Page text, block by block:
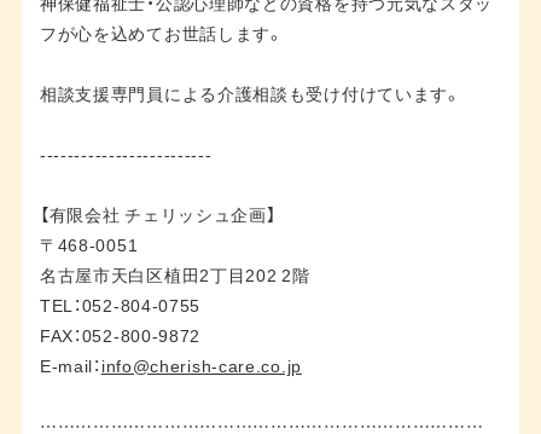
フが心を込めてお世話します。
相談支援専門員による介護相談も受け付けています。
-------------------------
【有限会社 チェリッシュ企画】
〒468-0051
名古屋市天白区植田2丁目202 2階
TEL：052-804-0755
FAX：052-800-9872
E-mail： info@cherish-care.co.jp
…………………………………………………………………